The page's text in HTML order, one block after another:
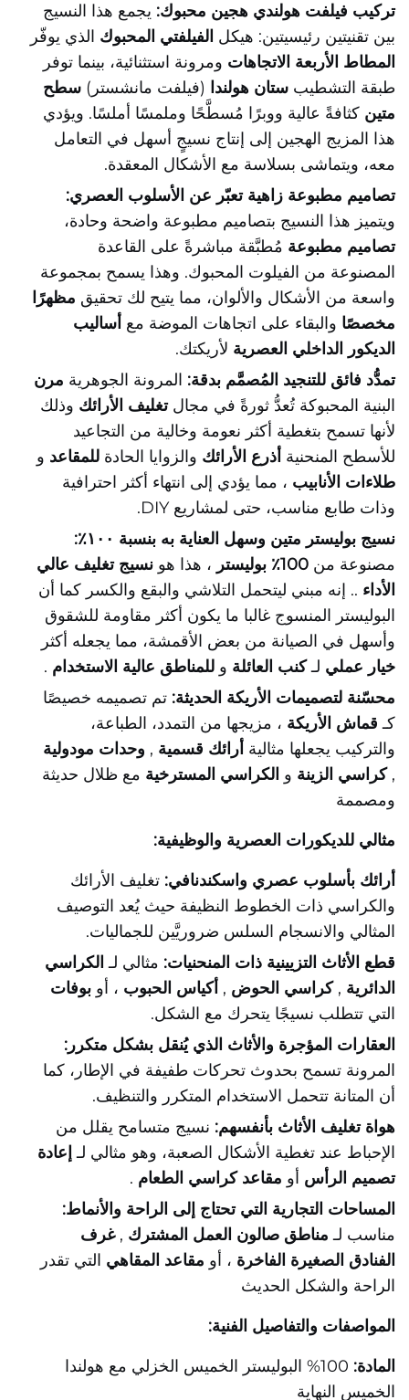
تركيب فيلفت هولندي هجين محبوك: يجمع هذا النسيج
بين تقنيتين رئيسيتين: هيكل الفيلفتي المحبوك الذي يوفّر
المطاط الأربعة الاتجاهات ومرونة استثنائية، بينما توفر
طبقة التشطيب ستان هولندا (فيلفت مانشستر) سطح
متين كثافةً عالية ووبرًا مُسطَّحًا وملمسًا أملسًا. ويؤدي
هذا المزيج الهجين إلى إنتاج نسيجٍ أسهل في التعامل
معه، ويتماشى بسلاسة مع الأشكال المعقدة.
تصاميم مطبوعة زاهية تعبّر عن الأسلوب العصري:
ويتميز هذا النسيج بتصاميم مطبوعة واضحة وحادة،
تصاميم مطبوعة مُطبَّقة مباشرةً على القاعدة
المصنوعة من الفيلوت المحبوك. وهذا يسمح بمجموعة
واسعة من الأشكال والألوان، مما يتيح لك تحقيق مظهرًا
مخصصًا والبقاء على اتجاهات الموضة مع أساليب
الديكور الداخلي العصرية لأريكتك.
تمدُّد فائق للتنجيد المُصمَّم بدقة: المرونة الجوهرية مرن
البنية المحبوكة تُعدُّ ثورةً في مجالتغليف الأرائك وذلك
لأنها تسمح بتغطية أكثر نعومة وخالية من التجاعيد
للأسطح المنحنية أذرع الأرائك والزوايا الحادة للمقاعد و
طلاءات الأنابيب ، مما يؤدي إلى انتهاء أكثر احترافية
وذات طابع مناسب، حتى لمشاريع DIY.
نسيج بوليستر متين وسهل العناية به بنسبة ١٠٠٪:
مصنوعة من 100٪ بوليستر ، هذا هو نسيج تغليف عالي
الأداء .. إنه مبني ليتحمل التلاشي والبقع والكسر كما أن
البوليستر المنسوج غالبا ما يكون أكثر مقاومة للشقوق
وأسهل في الصيانة من بعض الأقمشة، مما يجعله أكثر
خيار عملي لـكنب العائلة و للمناطق عالية الاستخدام .
محسّنة لتصميمات الأريكة الحديثة: تم تصميمه خصيصًا
كـ قماش الأريكة ، مزيجها من التمدد، الطباعة،
والتركيب يجعلها مثالية أرائك قسمية , وحدات مودولية
,كراسي الزينة و الكراسي المسترخية مع ظلال حديثة
ومصممة
مثالي للديكورات العصرية والوظيفية:
أرائك بأسلوب عصري واسكندنافي: تغليف الأرائك
والكراسي ذات الخطوط النظيفة حيث يُعد التوصيف
المثالي والانسجام السلس ضروريَّين للجماليات.
قطع الأثاث التزيينية ذات المنحنيات: مثالي لـ الكراسي
الدائرية ,كراسي الحوض , أكياس الحبوب ، أو بوفات
التي تتطلب نسيجًا يتحرك مع الشكل.
العقارات المؤجرة والأثاث الذي يُنقل بشكل متكرر:
المرونة تسمح بحدوث تحركات طفيفة في الإطار، كما
أن المتانة تتحمل الاستخدام المتكرر والتنظيف.
هواة تغليف الأثاث بأنفسهم: نسيج متسامح يقلل من
الإحباط عند تغطية الأشكال الصعبة، وهو مثالي لـ إعادة
تصميم الرأس أو مقاعد كراسي الطعام .
المساحات التجارية التي تحتاج إلى الراحة والأنماط:
مناسب لـ مناطق صالون العمل المشترك ,غرف
الفنادق الصغيرة الفاخرة ، أو مقاعد المقاهي التي تقدر
الراحة والشكل الحديث
المواصفات والتفاصيل الفنية:
المادة:
100% البوليستر الخميس الخزلي مع هولندا
الخميس النهاية